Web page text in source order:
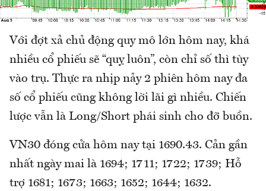
Với đợt xả chủ động quy mô lớn hôm nay, khá
nhiều cổ phiếu sẽ “quỵ luôn”, còn chỉ số thì tùy
vào trụ. Thực ra nhịp nảy 2 phiên hôm nay đa
số cổ phiếu cũng không lời lãi gì nhiều. Chiến
lược vẫn là Long/Short phái sinh cho đỡ buồn.
VN30 đóng cửa hôm nay tại 1690.43. Cản gần
nhất ngày mai là 1694; 1711; 1722; 1739; Hỗ
trợ 1681; 1673; 1663; 1652; 1644; 1632.